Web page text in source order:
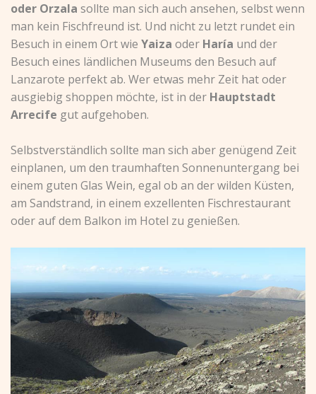
oder Orzala sollte man sich auch ansehen, selbst wenn
man kein Fischfreund ist. Und nicht zu letzt rundet ein
Besuch in einem Ort wie Yaiza oder Haría und der
Besuch eines ländlichen Museums den Besuch auf
Lanzarote perfekt ab. Wer etwas mehr Zeit hat oder
ausgiebig shoppen möchte, ist in der Hauptstadt
Arrecife gut aufgehoben.
Selbstverständlich sollte man sich aber genügend Zeit
einplanen, um den traumhaften Sonnenuntergang bei
einem guten Glas Wein, egal ob an der wilden Küsten,
am Sandstrand, in einem exzellenten Fischrestaurant
oder auf dem Balkon im Hotel zu genießen.